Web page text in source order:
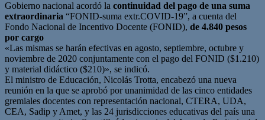
Gobierno nacional acordó la continuidad del pago de una suma
extraordinaria “FONID-suma extr.COVID-19”, a cuenta del
Fondo Nacional de Incentivo Docente (FONID), de 4.840 pesos
por cargo
«Las mismas se harán efectivas en agosto, septiembre, octubre y
noviembre de 2020 conjuntamente con el pago del FONID ($1.210)
y material didáctico ($210)», se indicó.
El ministro de Educación, Nicolás Trotta, encabezó una nueva
reunión en la que se aprobó por unanimidad de las cinco entidades
gremiales docentes con representación nacional, CTERA, UDA,
CEA, Sadip y Amet, y las 24 jurisdicciones educativas del país una